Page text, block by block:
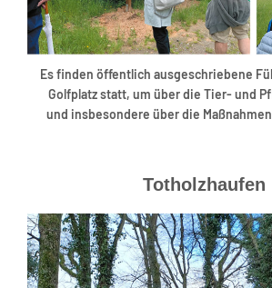
Es finden öffentlich ausgeschriebene
Golfplatz statt, um über die Tier- und
und insbesondere über die
Totholzhaufen